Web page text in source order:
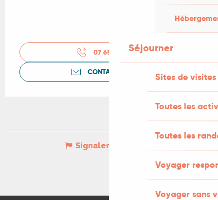
Séjourner
Sites de visites
Toutes les
Toutes les
Voyager
Voyager sans
07 65 72 16▒▒
CONTACTEZ-NOUS
Signaler une erreur